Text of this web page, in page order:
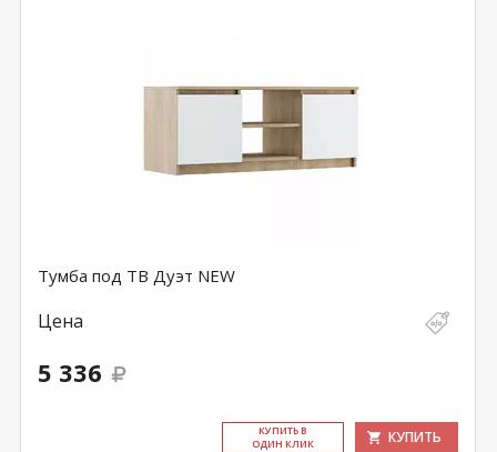
Тумба под ТВ Дуэт NEW
Цена
5 336
КУ­ПИТЬ В
ОДИН КЛИК
КУПИТЬ